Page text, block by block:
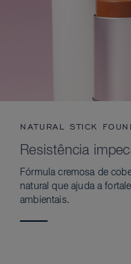
NATURAL STICK
Resistência
Fórmula cremosa de
natural que ajuda a
ambientais.